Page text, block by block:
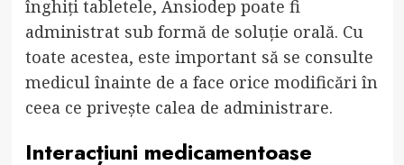
înghiți tabletele, Ansiodep poate fi
administrat sub formă de soluție orală. Cu
toate acestea, este important să se consulte
medicul înainte de a face orice modificări în
ceea ce privește calea de administrare.
Interacțiuni medicamentoase